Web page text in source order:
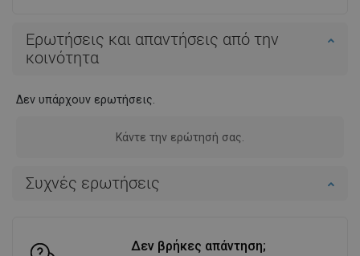
Συχνές ερωτήσεις
Δεν βρήκες απάντηση;
Ερωτήσεις και απαντήσεις από την
κοινότητα
Δεν υπάρχουν ερωτήσεις.
Κάντε την ερώτησή σας.